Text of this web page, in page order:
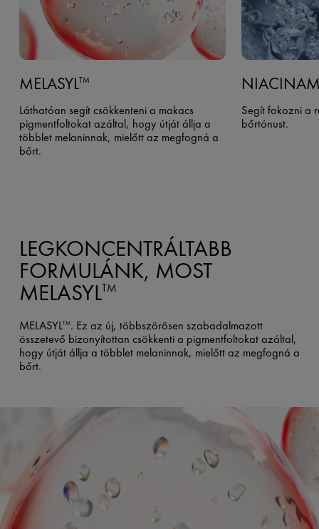
MELASYLTM
Láthatóan segít csökkenteni a makacs
pigmentfoltokat azáltal, hogy útját állja a
többlet melaninnak, mielőtt az megfogná a
bőrt.
Segít fokozni a
bőrtónust.
LEGKONCENTRÁLTABB
FORMULÁNK, MOST
MELASYLTM
MELASYLTM. Ez az új, többszörösen szabadalmazott
összetevő bizonyítottan csökkenti a pigmentfoltokat azáltal,
hogy útját állja a többlet melaninnak, mielőtt az megfogná a
bőrt.